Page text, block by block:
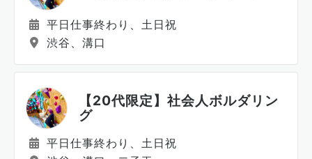
平日仕事終わり、土日祝
渋谷、溝口
【20代限定】社会人ボルダリン
グ
平日仕事終わり、土日祝